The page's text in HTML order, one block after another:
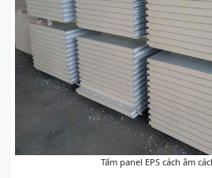
Tấm panel EPS cách âm